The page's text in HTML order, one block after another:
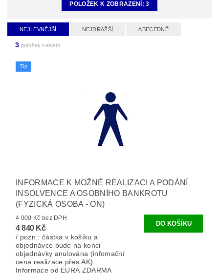
POLOŽEK K ZOBRAZENÍ:3
NEJLEVNĚJŠÍ NEJDRAŽŠÍ ABECEDNĚ
3 položek celkem
Tip
INFORMACE K MOŽNÉ REALIZACI A PODÁNÍ
INSOLVENCE A OSOBNÍHO BANKROTU
(FYZICKÁ OSOBA - ON)
4 000 Kč bez DPH
4 840 Kč
/ pozn.: částka v košíku a
objednávce bude na konci
objednávky anulována (infomační
cena realizace přes AK).
Informace od EURA ZDARMA